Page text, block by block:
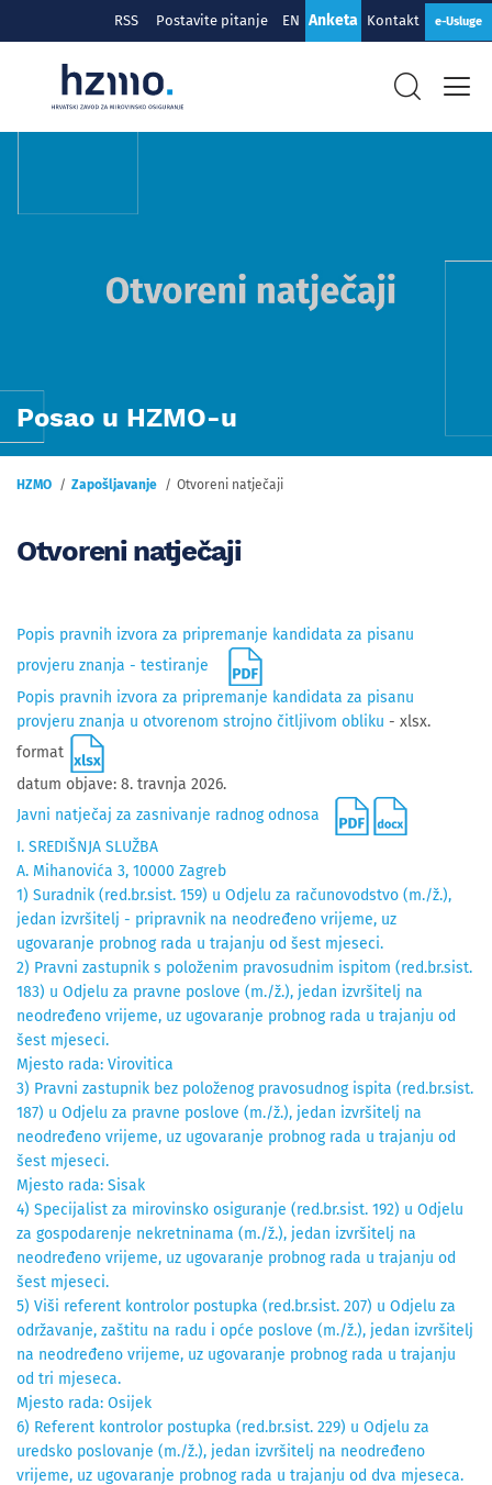
RSS Postavite pitanje EN Anketa Kontakt e-Usluge
Posao u HZMO-u
HZMO Zapošljavanje Otvoreni natječaji
Otvoreni natječaji
Popis pravnih izvora za pripremanje kandidata za pisanu
provjeru znanja - testiranje
Popis pravnih izvora za pripremanje kandidata za pisanu
provjeru znanja u otvorenom strojno čitljivom obliku - xlsx.
format
datum objave: 8. travnja 2026.
Javni natječaj za zasnivanje radnog odnosa
I. SREDIŠNJA SLUŽBA
A. Mihanovića 3, 10000 Zagreb
1) Suradnik (red.br.sist. 159) u Odjelu za računovodstvo (m./ž.),
jedan izvršitelj - pripravnik na neodređeno vrijeme, uz
ugovaranje probnog rada u trajanju od šest mjeseci.
2) Pravni zastupnik s položenim pravosudnim ispitom (red.br.sist.
183) u Odjelu za pravne poslove (m./ž.), jedan izvršitelj na
neodređeno vrijeme, uz ugovaranje probnog rada u trajanju od
šest mjeseci.
Mjesto rada: Virovitica
3) Pravni zastupnik bez položenog pravosudnog ispita (red.br.sist.
187) u Odjelu za pravne poslove (m./ž.), jedan izvršitelj na
neodređeno vrijeme, uz ugovaranje probnog rada u trajanju od
šest mjeseci.
Mjesto rada: Sisak
4) Specijalist za mirovinsko osiguranje (red.br.sist. 192) u Odjelu
za gospodarenje nekretninama (m./ž.), jedan izvršitelj na
neodređeno vrijeme, uz ugovaranje probnog rada u trajanju od
šest mjeseci.
5) Viši referent kontrolor postupka (red.br.sist. 207) u Odjelu za
održavanje, zaštitu na radu i opće poslove (m./ž.), jedan izvršitelj
na neodređeno vrijeme, uz ugovaranje probnog rada u trajanju
od tri mjeseca.
Mjesto rada: Osijek
6) Referent kontrolor postupka (red.br.sist. 229) u Odjelu za
uredsko poslovanje (m./ž.), jedan izvršitelj na neodređeno
vrijeme, uz ugovaranje probnog rada u trajanju od dva mjeseca.